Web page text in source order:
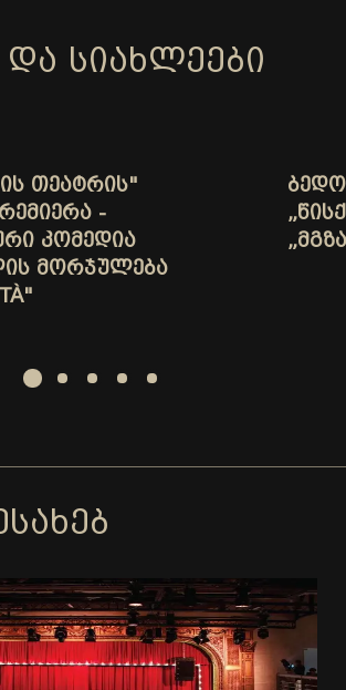
ᲡᲘᲐᲮᲚᲔᲔᲑᲘ
ᲗᲔᲐᲢᲠᲘᲡ"
-
ᲙᲝᲛᲔᲓᲘᲐ
ᲛᲝᲠᲯᲣᲚᲔᲑᲐ